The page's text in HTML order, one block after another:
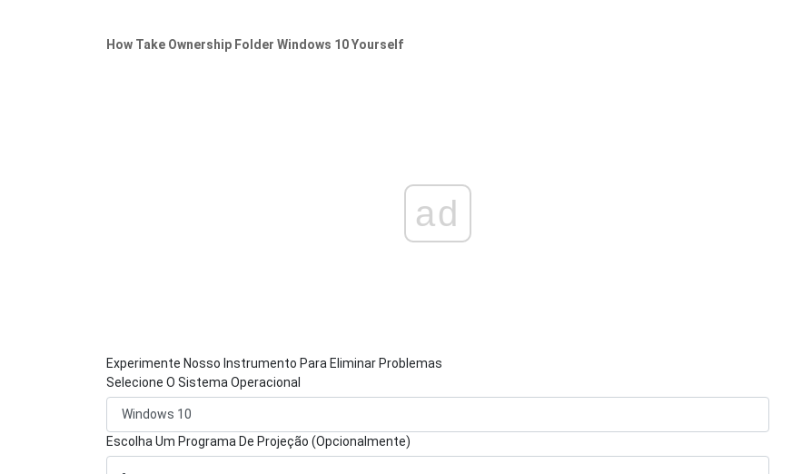
How Take Ownership Folder Windows 10 Yourself
ad
Experimente Nosso Instrumento Para Eliminar Problemas
Selecione O Sistema Operacional
Escolha Um Programa De Projeção (Opcionalmente)